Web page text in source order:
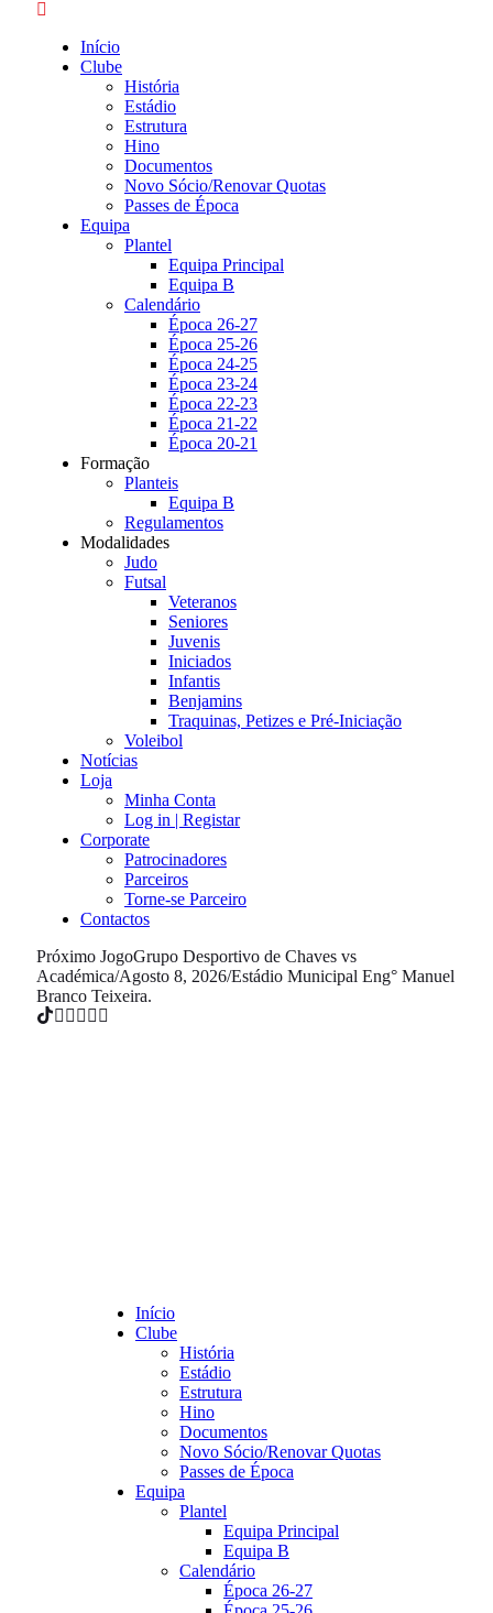
Início
Clube
História
Estádio
Estrutura
Hino
Documentos
Novo Sócio/Renovar Quotas
Passes de Época
Equipa
Plantel
Equipa Principal
Equipa B
Calendário
Época 26-27
Época 25-26
Época 24-25
Época 23-24
Época 22-23
Época 21-22
Época 20-21
Formação
Planteis
Equipa B
Regulamentos
Modalidades
Judo
Futsal
Veteranos
Seniores
Juvenis
Iniciados
Infantis
Benjamins
Traquinas, Petizes e Pré-Iniciação
Voleibol
Notícias
Loja
Minha Conta
Log in | Registar
Corporate
Patrocinadores
Parceiros
Torne-se Parceiro
Contactos
Próximo JogoGrupo Desportivo de Chaves vs
Académica/Agosto 8, 2026/Estádio Municipal Eng° Manuel
Branco Teixeira.
Início
Clube
História
Estádio
Estrutura
Hino
Documentos
Novo Sócio/Renovar Quotas
Passes de Época
Equipa
Plantel
Equipa Principal
Equipa B
Calendário
Época 26-27